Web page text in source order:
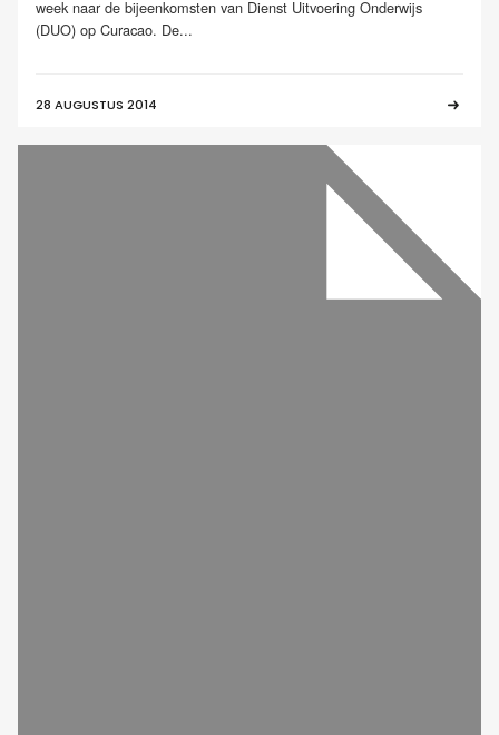
week naar de bijeenkomsten van Dienst Uitvoering Onderwijs
(DUO) op Curacao. De...
28 AUGUSTUS 2014